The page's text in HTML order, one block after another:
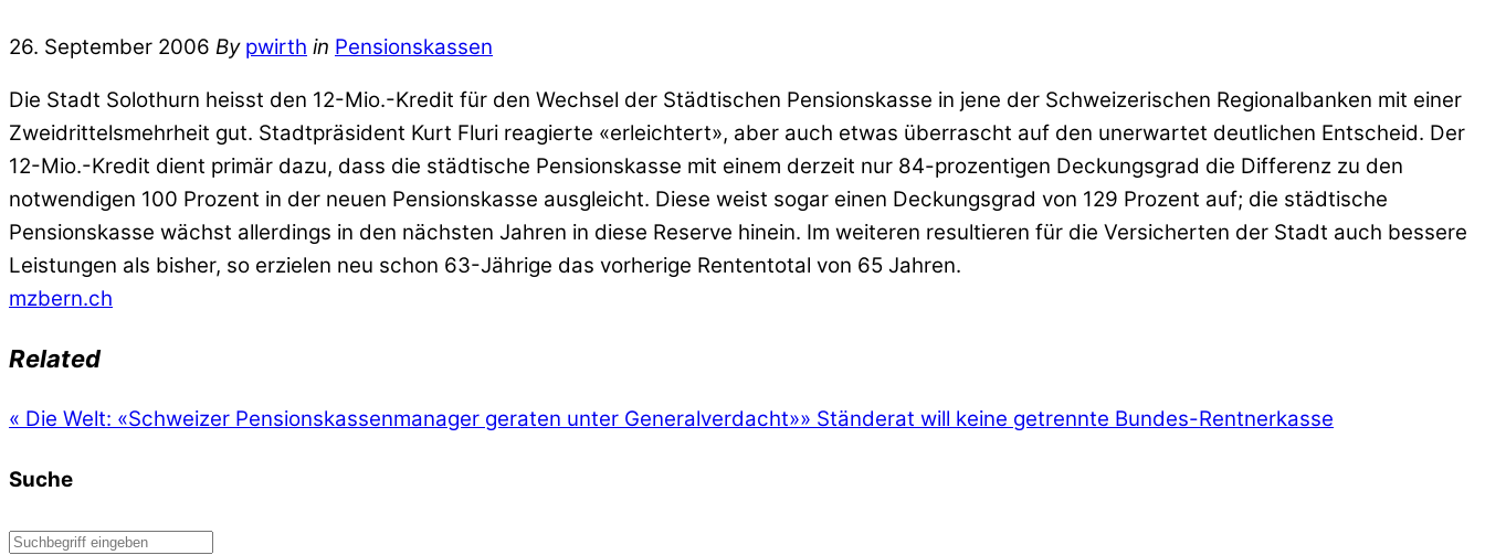
26. September 2006 By pwirth in Pensionskassen
Die Stadt Solothurn heisst den 12-Mio.-Kredit für den Wechsel der Städtischen Pensionskasse in jene der Schweizerischen Regionalbanken mit einer
Zweidrittelsmehrheit gut. Stadtpräsident Kurt Fluri reagierte «erleichtert», aber auch etwas überrascht auf den unerwartet deutlichen Entscheid. Der
12-Mio.-Kredit dient primär dazu, dass die städtische Pensionskasse mit einem derzeit nur 84-prozentigen Deckungsgrad die Differenz zu den
notwendigen 100 Prozent in der neuen Pensionskasse ausgleicht. Diese weist sogar einen Deckungsgrad von 129 Prozent auf; die städtische
Pensionskasse wächst allerdings in den nächsten Jahren in diese Reserve hinein. Im weiteren resultieren für die Versicherten der Stadt auch bessere
Leistungen als bisher, so erzielen neu schon 63-Jährige das vorherige Rententotal von 65 Jahren.
mzbern.ch
Related
« Die Welt: «Schweizer Pensionskassenmanager geraten unter Generalverdacht»» Ständerat will keine getrennte Bundes-Rentnerkasse
Suche